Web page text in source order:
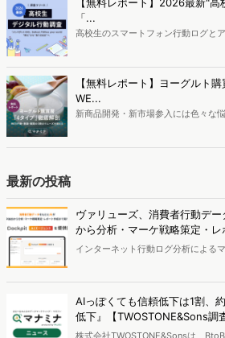
制作するにはどうするべきなのでし
疑問をお抱えのSEO・Webマーケテ
容となっています。※本レポートは
「...
高校生のスマートフォン行動ログと
最新の若年層（高校生）におけるデ
ち、スマートフォンを取り巻く環境
により高校生のデジタルライフスタ
す。※資料は記事内の入力フォームよ
【無料レポート】ヨーグルト
WE...
新商品開発・新市場参入には色々な
調査を実施しても、購買実態が不透
ポートとなっています。※本レポー
ウンロードできます。
最新の投稿
ヴァリューズ、消費者行動デ
から分析・マーケ戦略策定・
「Dockpit AIエージェント」を
インターネット行動ログ分析による
ィングサービスを提供する株式会社
250万人のWeb行動ログデータを基
エンジン「Dockpit（ドックピット）
析から仮説構築、レポート作成まで
「Dockpit AIエージェント」の提供を
AIっぽくても信頼低下は1割、
低下』【TWOSTONE&Sons調
株式会社TWOSTONE&Sonsは、